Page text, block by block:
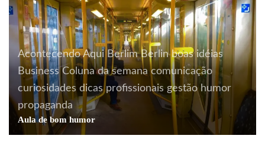
Acontecendo Aqui Berlim Berlin boas idéias
Business Coluna da semana comunicação
curiosidades dicas profissionais gestão humor
propaganda
Aula de bom humor
arquitetura arte cotidiano curiosidades
fotografia
história livros
Goethe e Weimar
arquitetura arte
história